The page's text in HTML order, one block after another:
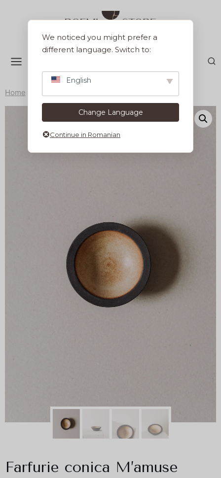
Home
Farfurie conica M’amuse
We noticed you might prefer a
different language. Switch to:
English
Change Language
Continue in Romanian